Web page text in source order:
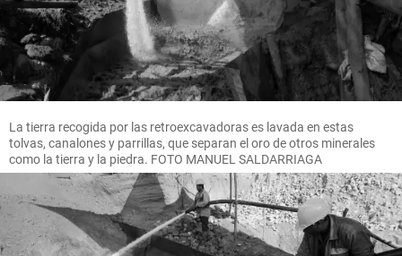
La tierra recogida por las retroexcavadoras es lavada en estas
tolvas, canalones y parrillas, que separan el oro de otros minerales
como la tierra y la piedra. FOTO MANUEL SALDARRIAGA